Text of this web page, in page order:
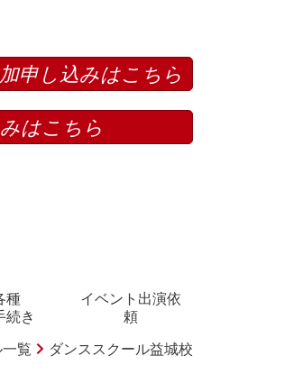
申し込みはこちら
はこちら
種
続き
イベント出演依
頼
一覧 ダンススクール益城校